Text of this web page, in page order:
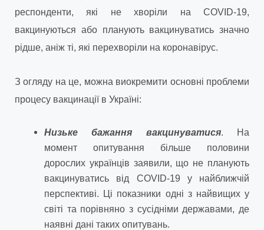
респонденти, які не хворіли на COVID-19,
вакцинуються або планують вакцинуватись значно
рідше, аніж ті, які перехворіли на коронавірус.
З огляду на це, можна виокремити основні проблеми
процесу вакцинації в Україні:
Низьке бажання вакцинуватися. На
момент опитування більше половини
дорослих українців заявили, що не планують
вакцинуватись від COVID-19 у найближчій
перспективі. Ці показники одні з найвищих у
світі та порівняно з сусідніми державами, де
наявні дані таких опитувань.